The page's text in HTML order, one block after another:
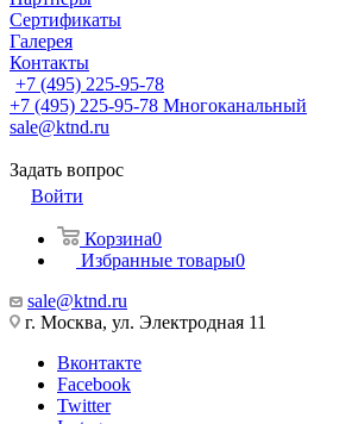
Сертификаты
Галерея
Контакты
+7 (495) 225-95-78
+7 (495) 225-95-78 Многоканальный
sale@ktnd.ru
Задать вопрос
Войти
Корзина0
Избранные товары0
sale@ktnd.ru
г. Москва, ул. Электродная 11
Вконтакте
Facebook
Twitter